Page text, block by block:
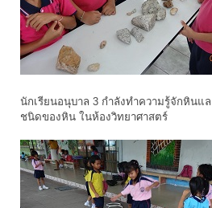
นักเรียนอนุบาล 3 กำลังทำความรู้จักหินแ
ชนิดของหิน ในห้องวิทยาศาสตร์